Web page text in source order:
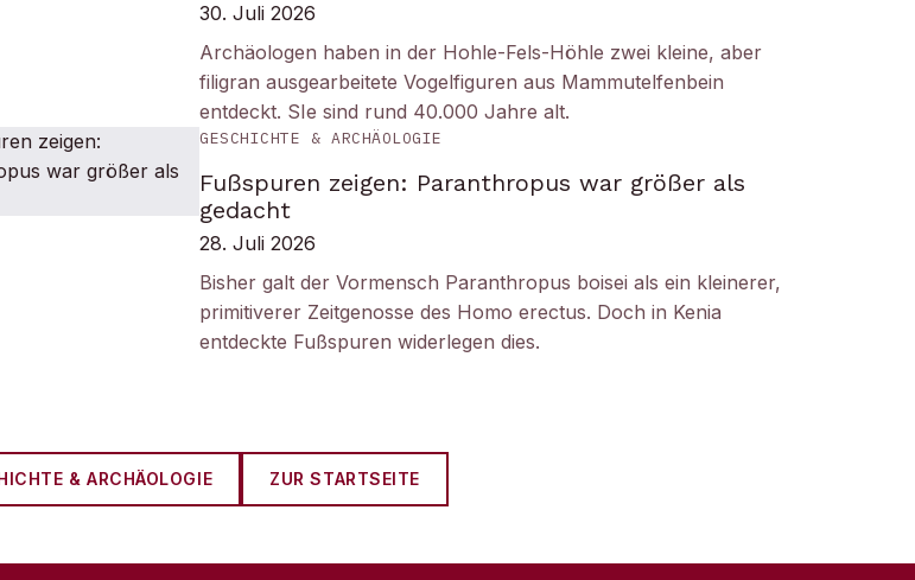
30. Juli 2026
Archäologen haben in der Hohle-Fels-Höhle zwei kleine, aber
filigran ausgearbeitete Vogelfiguren aus Mammutelfenbein
entdeckt. SIe sind rund 40.000 Jahre alt.
GESCHICHTE & ARCHÄOLOGIE
Fußspuren zeigen: Paranthropus war größer als
gedacht
28. Juli 2026
Bisher galt der Vormensch Paranthropus boisei als ein kleinerer,
primitiverer Zeitgenosse des Homo erectus. Doch in Kenia
entdeckte Fußspuren widerlegen dies.
& ARCHÄOLOGIE ZUR STARTSEITE